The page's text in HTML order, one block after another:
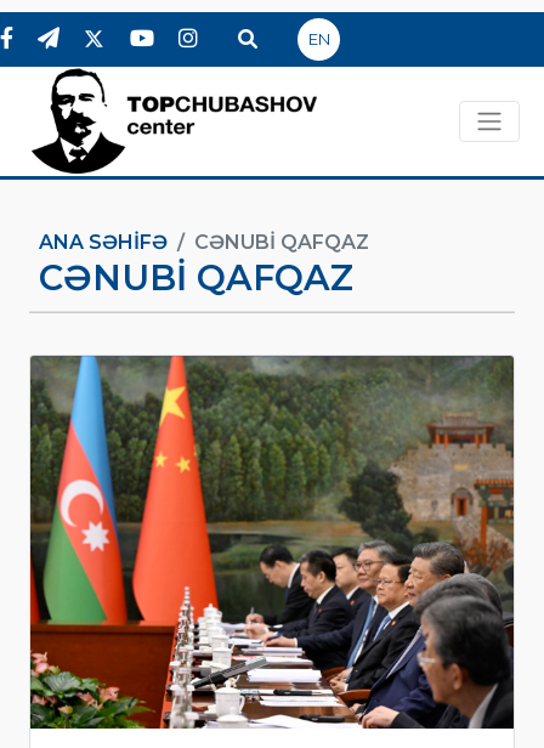
EN
ANA SƏHIFƏ CƏNUBI QAFQAZ
CƏNUBI QAFQAZ